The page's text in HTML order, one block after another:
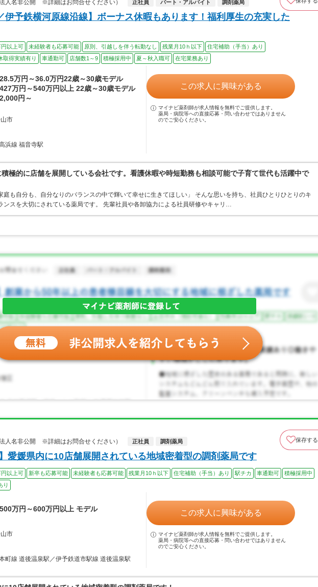
人名非公開 ※詳細はお問合せください）
正社員 パート・アルバイト 調剤薬局
伊予鉄横河原線沿線】ボーナス休暇もあります！福利厚生の充実した
以上可 未経験者も応募可能 原則、引越しを伴う転勤なし 残業月10ｈ以下
住宅補助（手当）あり
取得実績有り
車通勤可 店舗数1～9 積極採用中 夏～秋入職可 在宅業務あり
28.5万円～36.0万円22歳～30歳モデル
427万円～540万円以上 22歳～30歳モデル
円～
市
浜線 福音寺駅
この求人に興味がある
マイナビ薬剤師が求人情報を無料でご提供します。
薬局・病院等への直接応募・問い合わせではありません
のでご安心ください。
極的に店舗を展開している会社です。看護休暇や時短勤務も相談可能で子育て世代も活躍中で
庭も自分も、自分なりのバランスの中で輝いて幸せに生きてほしい」 そんな思いを持ち、社員ひとりひとりのキ
ンスを大切にされている薬局です。 先輩社員や各卸協力による社員研修やキャリ…
人名非公開 ※詳細はお問合せください）
正社員 調剤薬局 保存する
愛媛県内に10店舗展開されている地域密着型の調剤薬局です
以上可 新卒も応募可能 未経験者も応募可能 残業月10ｈ以下 住宅補助（手当）あり 駅チカ 車通勤可
積極採用中
り
500万円～600万円以上 モデル
市
町線 道後温泉駅／伊予鉄道市駅線 道後温泉駅
この求人に興味がある
マイナビ薬剤師が求人情報を無料でご提供します。
薬局・病院等への直接応募・問い合わせではありません
のでご安心ください。